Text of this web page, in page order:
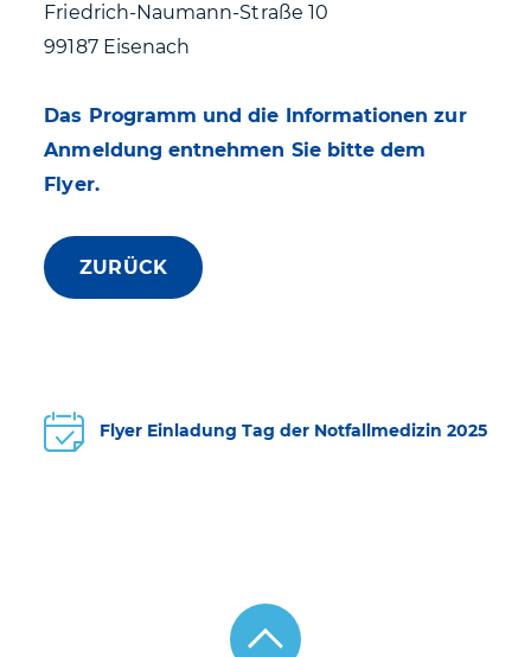
Friedrich-Naumann-Straße 10
99187 Eisenach
Das Programm und die Informationen zur
Anmeldung entnehmen Sie bitte dem
Flyer.
ZURÜCK
Flyer Einladung Tag der Notfallmedizin 2025